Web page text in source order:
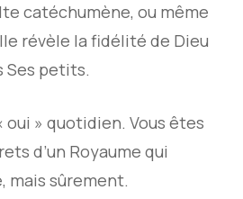
catéchumène, ou même
révèle la fidélité de Dieu
Ses petits.
oui » quotidien. Vous êtes
d’un Royaume qui
mais sûrement.